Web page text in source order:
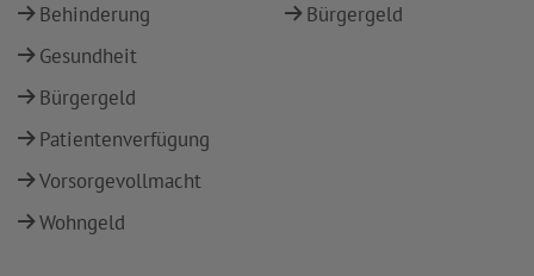
Behinderung
Gesundheit
Bürgergeld
Patientenverfügung
Vorsorgevollmacht
Wohngeld
Bürgergeld